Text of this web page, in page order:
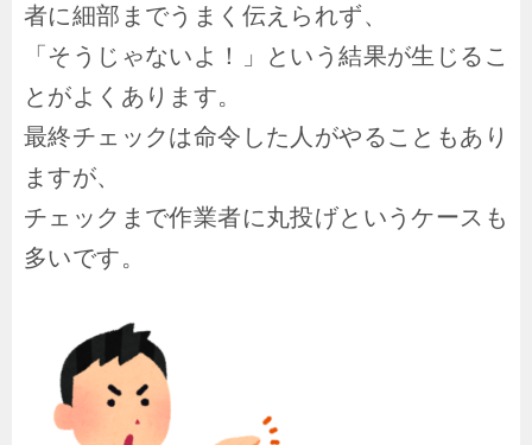
者に細部までうまく伝えられず、
「そうじゃないよ！」という結果が生じるこ
とがよくあります。
最終チェックは命令した人がやることもあり
ますが、
チェックまで作業者に丸投げというケースも
多いです。